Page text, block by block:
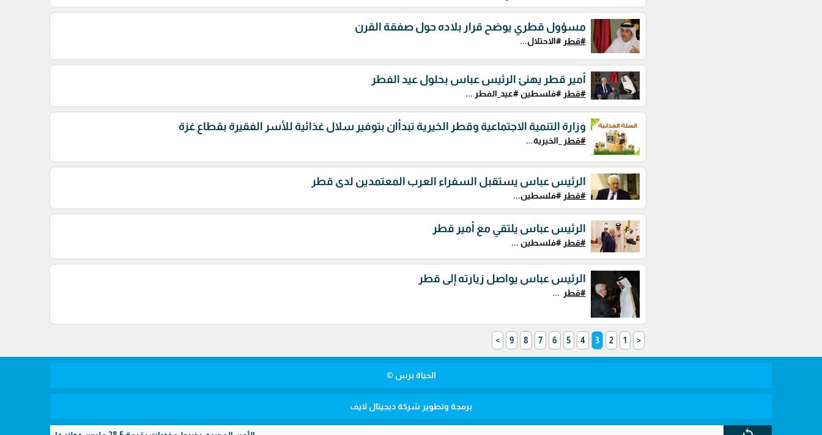
مسؤول قطري يوضح قرار بلاده حول صفقة القرن
#قطر #الاحتلال...
أمير قطر يهنئ الرئيس عباس بحلول عيد الفطر
#قطر #فلسطين #عيد_الفطر ...
وزارة التنمية الاجتماعية وقطر الخيرية تبدأان بتوفير سلال غذائية للأسر الفقيرة بقطاع غزة
#قطر _الخيرية...
الرئيس عباس يستقبل السفراء العرب المعتمدين لدى قطر
#قطر #فلسطين...
الرئيس عباس يلتقي مع أمير قطر
#قطر #فلسطين ...
الرئيس عباس يواصل زيارته إلى قطر
#قطر ...
<
1
2
3
4
5
6
7
8
9
>
الحياة برس ©
برمجة وتطوير شركة ديجيتال لايف